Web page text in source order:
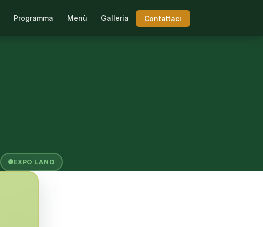
Programma Menù Galleria Contattaci
EXPO LAND